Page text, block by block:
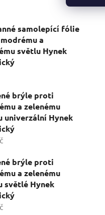
samolepící fólie
a
světlu Hynek
brýle proti
a zelenému
univerzální Hynek
brýle proti
a zelenému
světlé Hynek